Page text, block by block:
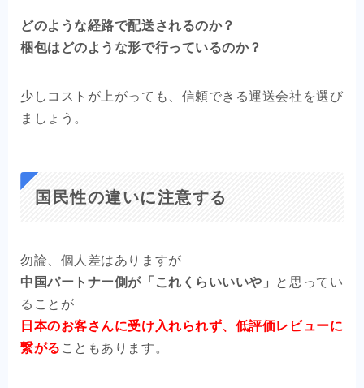
どのような経路で配送されるのか？
梱包はどのような形で行っているのか？
少しコストが上がっても、信頼できる運送会社を選び
ましょう。
国民性の違いに注意する
勿論、個人差はありますが
中国パートナー側が「これくらいいいや」 と思ってい
ることが
日本のお客さんに受け入れられず、低評価レビューに
繋がる こともあります。